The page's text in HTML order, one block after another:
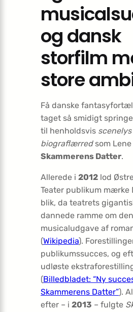
og dansk
storfilm
store
Få danske
taget så smidigt
til henholdsvis scenelys
biograflærredsom Lene
Skammerens Datter.
Allerede i 2012 lod
Teater publikum mærke
blik, da teatrets
dannede ramme om
musicaludgave af
(Wikipedia).
publikumssucces, og
udløste
(Billedbladet: “Ny
Skammerens Datter”).
efter – i 2013 – fulgte